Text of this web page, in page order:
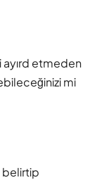
ayırd etmeden
mi
belirtip